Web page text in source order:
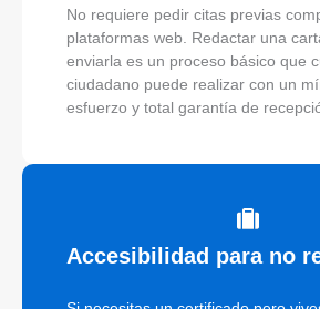
No requiere pedir citas previas
plataformas web. Redactar una
enviarla es un proceso básico que
ciudadano puede realizar con un
esfuerzo y total garantía de
Accesibilidad para no